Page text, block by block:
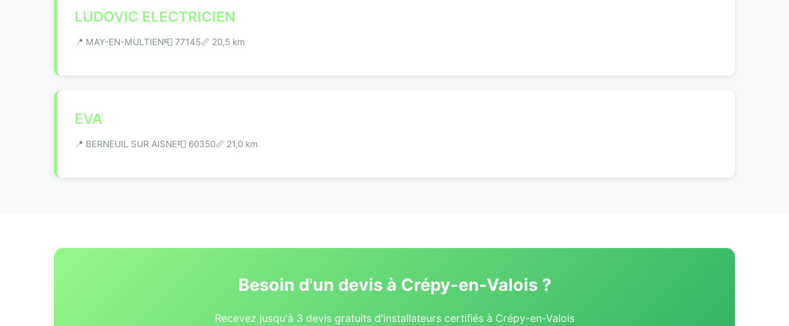
LUDOVIC ELECTRICIEN
📍 MAY-EN-MULTIEN📮 77145📏 20,5 km
EVA
📍 BERNEUIL SUR AISNE📮 60350📏 21,0 km
Besoin d'un devis à Crépy-en-Valois ?
Recevez jusqu'à 3 devis gratuits d'installateurs certifiés à Crépy-en-Valois